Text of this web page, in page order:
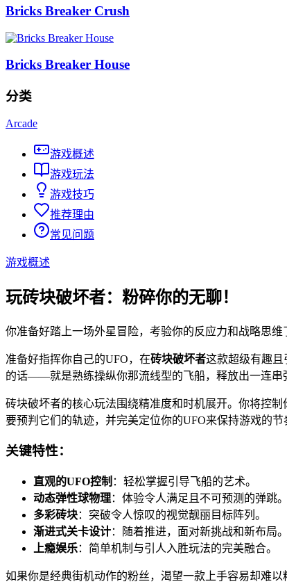
Bricks Breaker Crush
Bricks Breaker House
分类
Arcade
游戏概述
游戏玩法
游戏技巧
推荐理由
常见问题
游戏概述
玩砖块破坏者：粉碎你的无聊！
你准备好踏上一场外星冒险，考验你的反应力和战略思维
准备好指挥你自己的UFO，在砖块破坏者这款超级有趣
的话——就是熟练操纵你那流线型的飞船，释放出一连串
砖块破坏者的核心玩法围绕精准度和时机展开。你将控
要预判它们的轨迹，并完美定位你的UFO来保持游戏的
关键特性：
直观的UFO控制 ：轻松掌握引导飞船的艺术。
动态弹性球物理：体验令人满足且不可预测的弹跳。
多彩砖块：突破令人惊叹的视觉靓丽目标阵列。
渐进式关卡设计：随着推进，面对新挑战和新布局。
上瘾娱乐：简单机制与引人入胜玩法的完美融合。
如果你是经典街机动作的粉丝，渴望一款上手容易却难